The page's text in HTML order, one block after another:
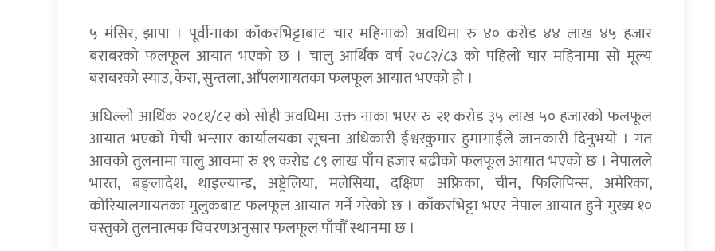
५ मंसिर, झापा । पूर्वीनाका काँकरभिट्टाबाट चार महिनाको अवधिमा रु ४० करोड ४४ लाख ४५ हजार
बराबरको फलफूल आयात भएको छ । चालु आर्थिक वर्ष २०८२/८३ को पहिलो चार महिनामा सो मूल्य
बराबरको स्याउ, केरा, सुन्तला, आँपलगायतका फलफूल आयात भएको हो ।
अघिल्लो आर्थिक २०८१/८२ को सोही अवधिमा उक्त नाका भएर रु २१ करोड ३५ लाख ५० हजारको फलफूल
आयात भएको मेची भन्सार कार्यालयका सूचना अधिकारी ईश्वरकुमार हुमागाईंले जानकारी दिनुभयो । गत
आवको तुलनामा चालु आवमा रु १९ करोड ८९ लाख पाँच हजार बढीको फलफूल आयात भएको छ । नेपालले
भारत, बङ्लादेश, थाइल्यान्ड, अष्ट्रेलिया, मलेसिया, दक्षिण अफ्रिका, चीन, फिलिपिन्स, अमेरिका,
कोरियालगायतका मुलुकबाट फलफूल आयात गर्ने गरेको छ । काँकरभिट्टा भएर नेपाल आयात हुने मुख्य १०
वस्तुको तुलनात्मक विवरणअनुसार फलफूल पाँचौँ स्थानमा छ ।